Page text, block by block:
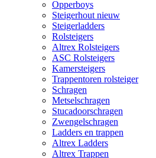
Opperboys
Steigerhout nieuw
Steigerladders
Rolsteigers
Altrex Rolsteigers
ASC Rolsteigers
Kamersteigers
Trappentoren rolsteiger
Schragen
Metselschragen
Stucadoorschragen
Zwengelschragen
Ladders en trappen
Altrex Ladders
Altrex Trappen